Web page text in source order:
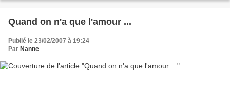
Quand on n'a que l'amour ...
Publié le 23/02/2007 à 19:24
Par Nanne